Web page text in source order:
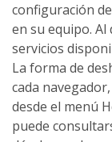
configuración
en su equipo. Al
servicios
La forma de
cada
desde el menú
puede